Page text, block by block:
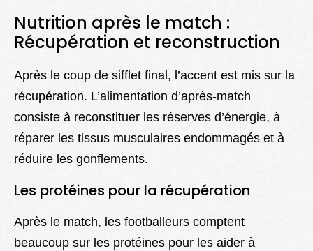
Nutrition après le match :
Récupération et reconstruction
Après le coup de sifflet final, l’accent est mis sur la
récupération. L’alimentation d’après-match
consiste à reconstituer les réserves d’énergie, à
réparer les tissus musculaires endommagés et à
réduire les gonflements.
Les protéines pour la récupération
Après le match, les footballeurs comptent
beaucoup sur les protéines pour les aider à